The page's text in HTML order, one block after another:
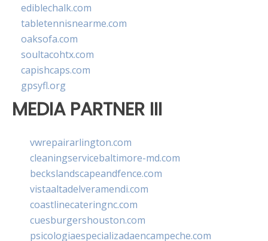
ediblechalk.com
tabletennisnearme.com
oaksofa.com
soultacohtx.com
capishcaps.com
gpsyfl.org
MEDIA PARTNER III
vwrepairarlington.com
cleaningservicebaltimore-md.com
beckslandscapeandfence.com
vistaaltadelveramendi.com
coastlinecateringnc.com
cuesburgershouston.com
psicologiaespecializadaencampeche.com